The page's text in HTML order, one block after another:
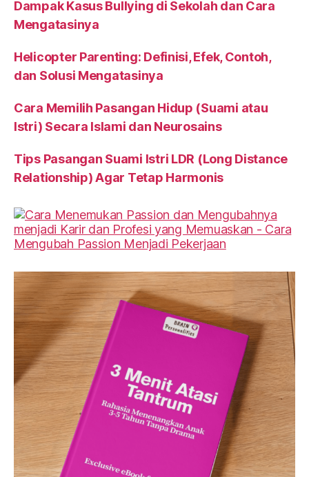
Dampak Kasus Bullying di Sekolah dan Cara
Mengatasinya
Helicopter Parenting: Definisi, Efek, Contoh,
dan Solusi Mengatasinya
Cara Memilih Pasangan Hidup (Suami atau
Istri) Secara Islami dan Neurosains
Tips Pasangan Suami Istri LDR (Long Distance
Relationship) Agar Tetap Harmonis